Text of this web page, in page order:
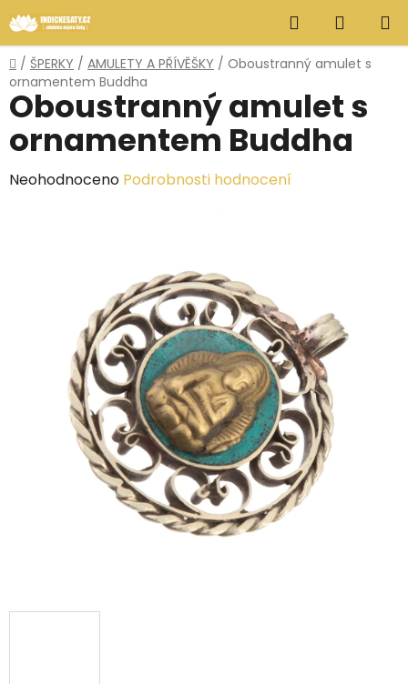
na
obsah
Hledat
KOŠÍK
Domů
/ ŠPERKY / AMULETY A PŘÍVĚŠKY / Oboustranný amulet s
ornamentem Buddha
Oboustranný amulet s
ornamentem Buddha
Průměrné
hvězdiček.
Neohodnoceno Podrobnosti hodnocení